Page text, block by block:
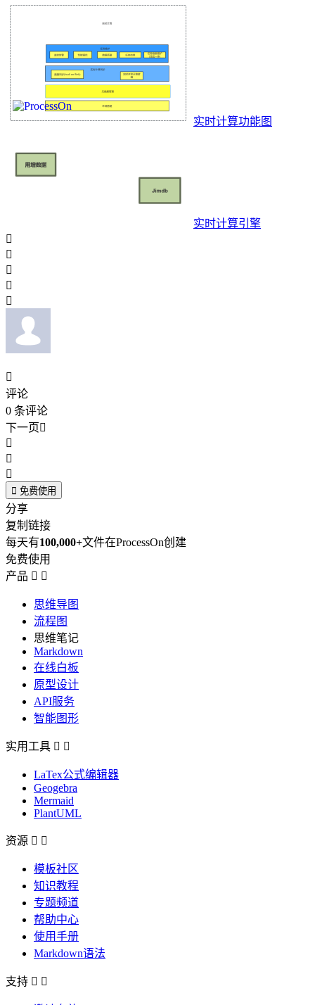
实时计算功能图
实时计算引擎






评论
0 条评论
下一页



 免费使用
分享
复制链接
每天有100,000+文件在ProcessOn创建
免费使用
产品  
思维导图
流程图
思维笔记
Markdown
在线白板
原型设计
API服务
智能图形
实用工具  
LaTex公式编辑器
Geogebra
Mermaid
PlantUML
资源  
模板社区
知识教程
专题频道
帮助中心
使用手册
Markdown语法
支持  